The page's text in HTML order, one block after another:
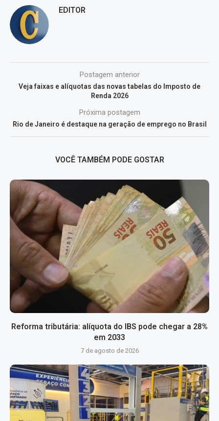
EDITOR
Postagem anterior
Veja faixas e alíquotas das novas tabelas do Imposto de
Renda 2026
Próxima postagem
Rio de Janeiro é destaque na geração de emprego no Brasil
VOCÊ TAMBÉM PODE GOSTAR
Reforma tributária: alíquota do IBS pode chegar a 28%
em 2033
7 de agosto de 2026